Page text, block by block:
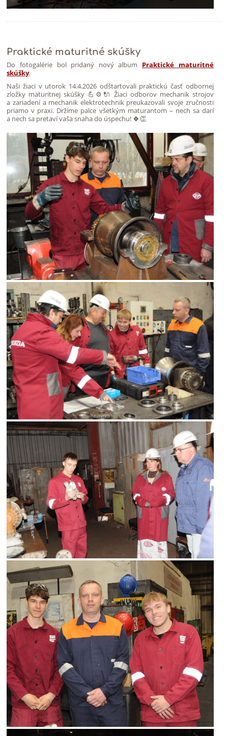
Praktické maturitné skúšky
Do fotogalérie bol pridaný nový album Praktické maturitné
skúšky.
Naši žiaci v utorok 14.4.2026 odštartovali praktickú časť odbornej
zložky maturitnej skúšky 💪⚙️🔌 Žiaci odborov mechanik strojov
a zariadení a mechanik elektrotechnik preukazovali svoje zručnosti
priamo v praxi. Držíme palce všetkým maturantom – nech sa darí
a nech sa pretaví vaša snaha do úspechu! 🍀👏